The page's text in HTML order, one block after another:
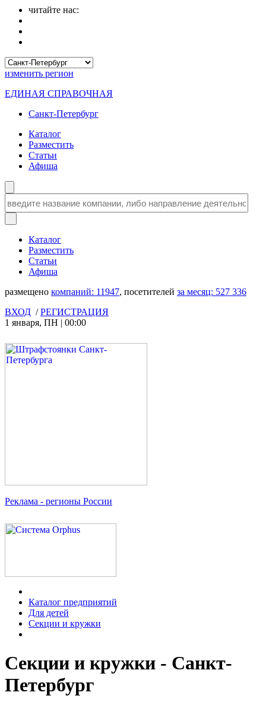
читайте нас:
изменить регион
ЕДИНАЯ СПРАВОЧНАЯ
Санкт-Петербург
Каталог
Разместить
Статьи
Афиша
Каталог
Разместить
Статьи
Афиша
размещено компаний: 11947, посетителей за месяц: 527 336
ВХОД /РЕГИСТРАЦИЯ
1 января, ПН | 00:00
Реклама - регионы России
Каталог предприятий
Для детей
Секции и кружки
Секции и кружки - Санкт-
Петербург